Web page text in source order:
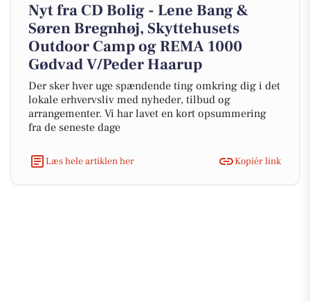
Nyt fra CD Bolig - Lene Bang &
Søren Bregnhøj, Skyttehusets
Outdoor Camp og REMA 1000
Gødvad V/Peder Haarup
Der sker hver uge spændende ting omkring dig i det
lokale erhvervsliv med nyheder, tilbud og
arrangementer. Vi har lavet en kort opsummering
fra de seneste dage
Læs hele artiklen her Kopiér link